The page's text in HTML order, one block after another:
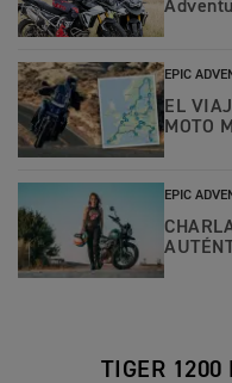
EPIC
EL
MOTO
EPIC
TIGER 1200